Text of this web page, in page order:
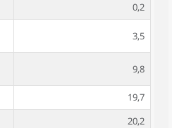
0,2
3,5
9,8
19,7
20,2